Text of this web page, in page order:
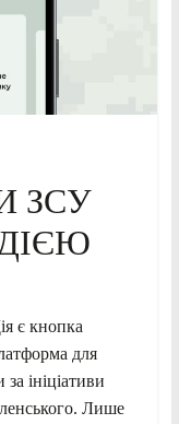
ЗСУ
є кнопка
для
ініціативи
Лише